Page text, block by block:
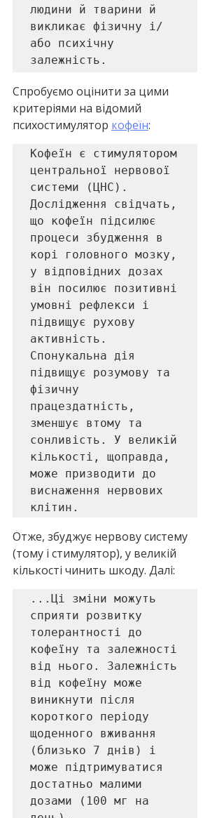
людини й тварини й
викликає фізичну і/
або психічну
залежність.
Спробуємо оцінити за цими
критеріями на відомий
психостимулятор кофеїн:
Кофеїн є стимулятором
центральної нервової
системи (ЦНС).
Дослідження свідчать,
що кофеїн підсилює
процеси збудження в
корі головного мозку,
у відповідних дозах
він посилює позитивні
умовні рефлекси і
підвищує рухову
активність.
Спонукальна дія
підвищує розумову та
фізичну
працездатність,
зменшує втому та
сонливість. У великій
кількості, щоправда,
може призводити до
виснаження нервових
клітин.
Отже, збуджує нервову систему
(тому і стимулятор), у великій
кількості чинить шкоду. Далі:
...Ці зміни можуть
сприяти розвитку
толерантності до
кофеїну та залежності
від нього. Залежність
від кофеїну може
виникнути після
короткого періоду
щоденного вживання
(близько 7 днів) і
може підтримуватися
достатньо малими
дозами (100 мг на